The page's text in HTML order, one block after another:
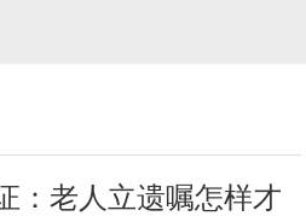
：老人立遗嘱怎样才